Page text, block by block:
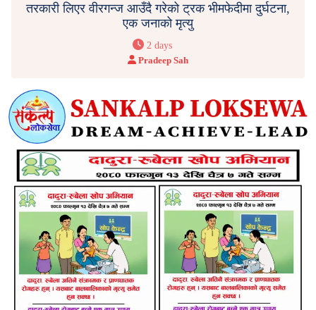
तरकारी लिएर वीरगन्ज आउँदै गरेको ट्रक भीमफेदीमा दुर्घटना,
एक जनाको मृत्यु
2 days
Pradeep Sah